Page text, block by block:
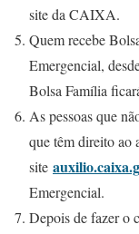
site da CAIXA.
Quem recebe
Emergencial,
Bolsa Família
As pessoas que
que têm direito ao
site
Emergencial.
Depois de fazer o